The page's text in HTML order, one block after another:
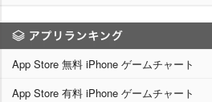
App Store 無料 iPhone ゲームチャート
App Store 有料 iPhone ゲームチャート